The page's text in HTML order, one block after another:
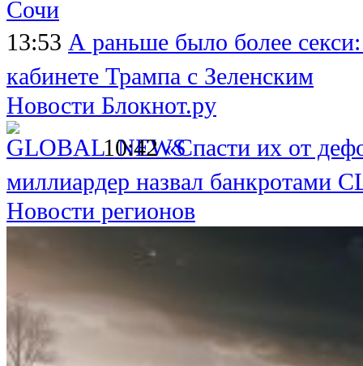
Сочи
13:53 А раньше было более
кабинете Трампа с Зеленским
Новости Блокнот.ру
10:42 «Спасти их от
миллиардер назвал
Новости регионов